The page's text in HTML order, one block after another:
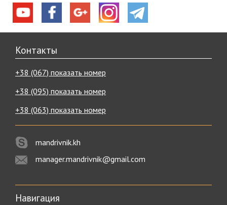
Контакты
+38 (067) показать номер
+38 (095) показать номер
+38 (063) показать номер
mandrivnik.kh
manager.mandrivnik@gmail.com
Навигация